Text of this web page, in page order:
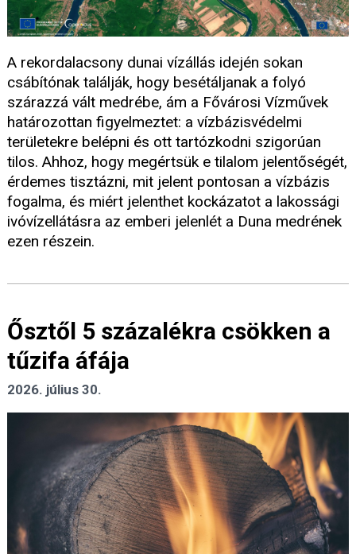
A rekordalacsony dunai vízállás idején sokan
csábítónak találják, hogy besétáljanak a folyó
szárazzá vált medrébe, ám a Fővárosi Vízművek
határozottan figyelmeztet: a vízbázisvédelmi
területekre belépni és ott tartózkodni szigorúan
tilos. Ahhoz, hogy megértsük e tilalom jelentőségét,
érdemes tisztázni, mit jelent pontosan a vízbázis
fogalma, és miért jelenthet kockázatot a lakossági
ivóvízellátásra az emberi jelenlét a Duna medrének
ezen részein.
Ősztől 5 százalékra csökken a
tűzifa áfája
2026. július 30.